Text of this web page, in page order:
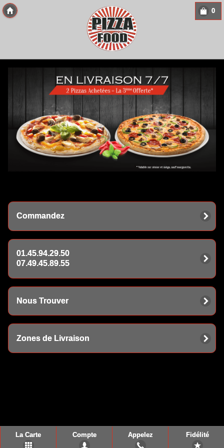
0
Commandez
01.45.94.29.50
07.49.45.89.55
Nous Trouver
Zones de Livraison
La Carte Compte Appelez Fidélité
Copyright 2013 Des-Click Com